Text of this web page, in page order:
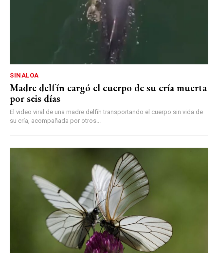
SINALOA
Madre delfín cargó el cuerpo de su cría muerta
por seis días
El video viral de una madre delfín transportando el cuerpo sin vida de
su cría, acompañada por otros...